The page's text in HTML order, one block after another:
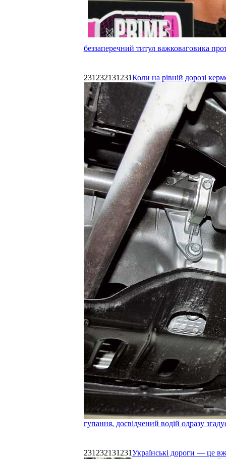
беззаперечний титул важковаговика
231232131231Коли на рівній дорозі
гупання, досвідчений водій одразу
231232131231Українські дороги — це